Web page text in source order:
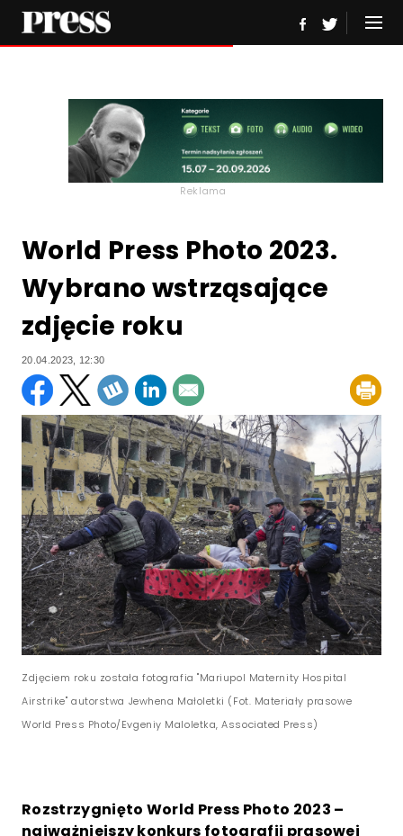
Reklama
World Press Photo 2023.
Wybrano wstrząsające
zdjęcie roku
20.04.2023, 12:30
Zdjęciem roku została fotografia "Mariupol Maternity Hospital
Airstrike" autorstwa Jewhena Małoletki (Fot. Materiały prasowe
World Press Photo/Evgeniy Maloletka, Associated Press)
Rozstrzygnięto World Press Photo 2023 –
najważniejszy konkurs fotografii prasowej